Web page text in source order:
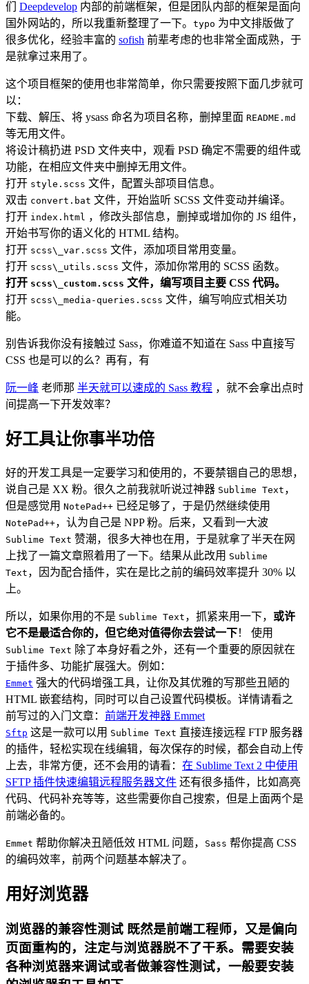
们 Deepdevelop 内部的前端框架，但是团队内部的框架是面向
国外网站的，所以我重新整理了一下。 typo 为中文排版做了
很多优化，经验丰富的 sofish 前辈考虑的也非常全面成熟，于
是就拿过来用了。
这个项目框架的使用也非常简单，你只需要按照下面几步就可
以：
下载、解压、将 ysass 命名为项目名称，删掉里面 README.md
等无用文件。
将设计稿扔进 PSD 文件夹中，观看 PSD 确定不需要的组件或
功能，在相应文件夹中删掉无用文件。
打开 style.scss 文件，配置头部项目信息。
双击 convert.bat 文件，开始监听 SCSS 文件变动并编译。
打开 index.html ，修改头部信息，删掉或增加你的 JS 组件，
开始书写你的语义化的 HTML 结构。
打开 scss\_var.scss 文件，添加项目常用变量。
打开 scss\_utils.scss 文件，添加你常用的 SCSS 函数。
打开 scss\_custom.scss 文件，编写项目主要 CSS 代码。
打开 scss\_media-queries.scss 文件，编写响应式相关功
能。
别告诉我你没有接触过 Sass，你难道不知道在 Sass 中直接写
CSS 也是可以的么？再有，有
阮一峰 老师那 半天就可以速成的 Sass 教程 ，就不会拿出点时
间提高一下开发效率？
好工具让你事半功倍
好的开发工具是一定要学习和使用的，不要禁锢自己的思想，
说自己是 XX 粉。很久之前我就听说过神器 Sublime Text ，
但是感觉用 NotePad++ 已经足够了，于是仍然继续使用
NotePad++，认为自己是 NPP 粉。后来，又看到一大波
Sublime Text 赞潮，很多大神也在用，于是就拿了半天在网
上找了一篇文章照着用了一下。结果从此改用 Sublime
Text ，因为配合插件，实在是比之前的编码效率提升 30% 以
上。
所以，如果你用的不是 Sublime Text ，抓紧来用一下， 或许
它不是最适合你的，但它绝对值得你去尝试一下！ 使用
Sublime Text 除了本身好看之外，还有一个重要的原因就在
于插件多、功能扩展强大。例如：
Emmet 强大的代码增强工具，让你及其优雅的写那些丑陋的
HTML 嵌套结构，同时可以自己设置代码模板。详情请看之
前写过的入门文章： 前端开发神器 Emmet
Sftp 这是一款可以用 Sublime Text 直接连接远程 FTP 服务器
的插件，轻松实现在线编辑，每次保存的时候，都会自动上传
上去，非常方便，还不会用的请看： 在 Sublime Text 2 中使用
SFTP 插件快速编辑远程服务器文件 还有很多插件，比如高亮
代码、代码补充等等，这些需要你自己搜索，但是上面两个是
前端必备的。
Emmet 帮助你解决丑陋低效 HTML 问题， Sass 帮你提高 CSS
的编码效率，前两个问题基本解决了。
用好浏览器
浏览器的兼容性测试 既然是前端工程师，又是偏向
页面重构的，注定与浏览器脱不了干系。需要安装
各种浏览器来调试或者做兼容性测试，一般要安装